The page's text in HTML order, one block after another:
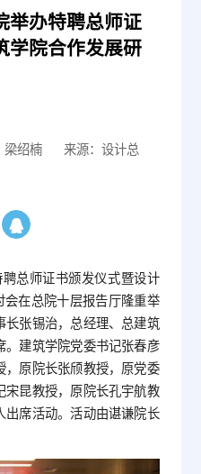
举办特聘总师证
学院合作发展研
梁绍楠
来源：设计总
聘总师证书颁发仪式暨设计
在总院十层报告厅隆重举
长张锡治，总经理、总建筑
。建筑学院党委书记张春彦
，原院长张颀教授，原党委
宋昆教授，原院长孔宇航教
出席活动。活动由谌谦院长